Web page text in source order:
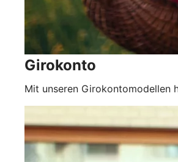
Girokonto
Mit unseren Girokontomodellen